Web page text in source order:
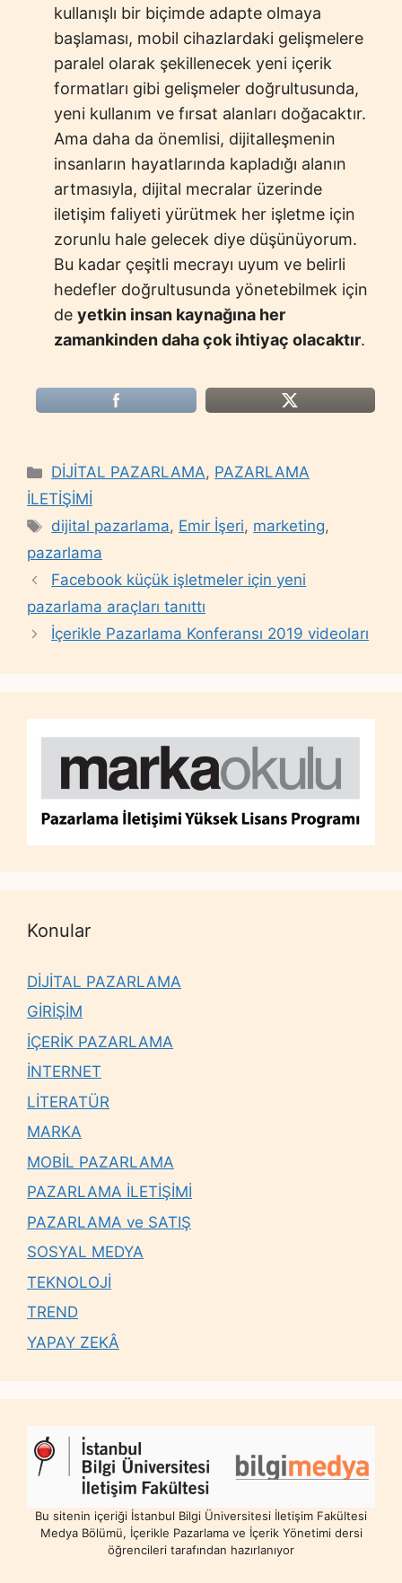
kullanışlı bir biçimde adapte olmaya
başlaması, mobil cihazlardaki gelişmelere
paralel olarak şekillenecek yeni içerik
formatları gibi gelişmeler doğrultusunda,
yeni kullanım ve fırsat alanları doğacaktır.
Ama daha da önemlisi, dijitalleşmenin
insanların hayatlarında kapladığı alanın
artmasıyla, dijital mecralar üzerinde
iletişim faliyeti yürütmek her işletme için
zorunlu hale gelecek diye düşünüyorum.
Bu kadar çeşitli mecrayı uyum ve belirli
hedefler doğrultusunda yönetebilmek için
de yetkin insan kaynağına her
zamankinden daha çok ihtiyaç olacaktır.
Categories
DİJİTAL PAZARLAMA, PAZARLAMA
İLETİŞİMİ
Tags
dijital pazarlama, Emir İşeri, marketing,
pazarlama
Facebook küçük işletmeler için yeni
pazarlama araçları tanıttı
İçerikle Pazarlama Konferansı 2019 videoları
Konular
DİJİTAL PAZARLAMA
GİRİŞİM
İÇERİK PAZARLAMA
İNTERNET
LİTERATÜR
MARKA
MOBİL PAZARLAMA
PAZARLAMA İLETİŞİMİ
PAZARLAMA ve SATIŞ
SOSYAL MEDYA
TEKNOLOJİ
TREND
YAPAY ZEKÂ
Bu sitenin içeriği İstanbul Bilgi Üniversitesi İletişim Fakültesi
Medya Bölümü, İçerikle Pazarlama ve İçerik Yönetimi dersi
öğrencileri tarafından hazırlanıyor